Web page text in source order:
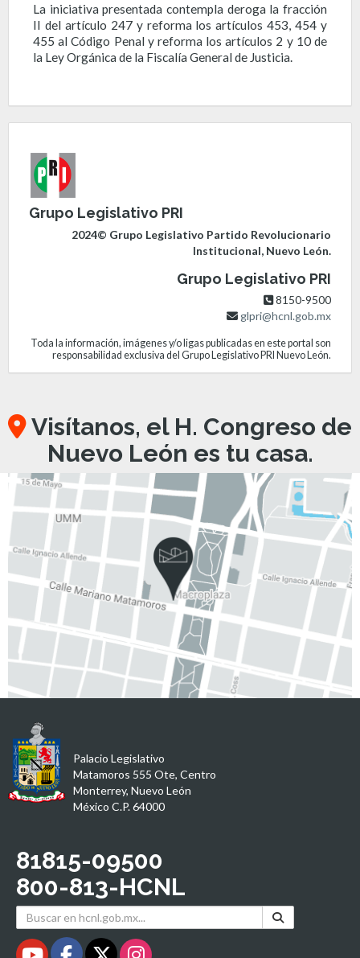
La iniciativa presentada contempla deroga la fracción
II del artículo 247 y reforma los artículos 453, 454 y
455 al Código Penal y reforma los artículos 2 y 10 de
la Ley Orgánica de la Fiscalía General de Justicia.
Grupo Legislativo PRI
2024© Grupo Legislativo Partido Revolucionario
Institucional, Nuevo León.
Grupo Legislativo PRI
8150-9500
glpri@hcnl.gob.mx
Toda la información, imágenes y/o ligas publicadas en este portal son
responsabilidad exclusiva del Grupo Legislativo PRI Nuevo León.
Visítanos, el H. Congreso de
Nuevo León es tu casa.
Palacio Legislativo
Matamoros 555 Ote, Centro
Monterrey, Nuevo León
México C.P. 64000
81815-09500
800-813-HCNL